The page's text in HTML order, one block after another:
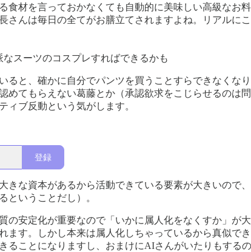
食材を言っておかなくても自動的に美味しい高級な
さんは毎日の全てがお膳立てされますよね。リアルに
スーツのコスプレすればできるかも
ると、確かに自分でパンツを買うことすらできなく
めてもらえない葛藤とか（承認欲求をこじらせるの
ィブ反動という気がします。
登録
きな資本があるから活動できている要素が大きいの
ということだし）。
の安定化が重要なので「いかに属人化をなくすか」
ます。しかし本来は属人化しちゃっているから真似
ることになりますし、おまけにAIさんがいたりもす